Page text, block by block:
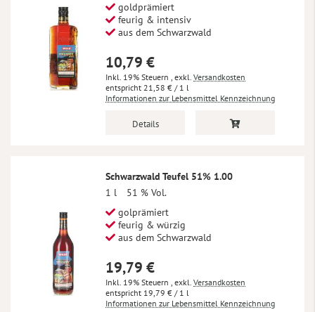
goldprämiert
feurig & intensiv
aus dem Schwarzwald
10,79 €
Inkl. 19% Steuern , exkl. Versandkosten
21,58 € / 1 l
Informationen zur Lebensmittel Kennzeichnung
Details
Schwarzwald Teufel 51% 1.00
1 l
51 % Vol.
golprämiert
feurig & würzig
aus dem Schwarzwald
19,79 €
Inkl. 19% Steuern , exkl. Versandkosten
19,79 € / 1 l
Informationen zur Lebensmittel Kennzeichnung